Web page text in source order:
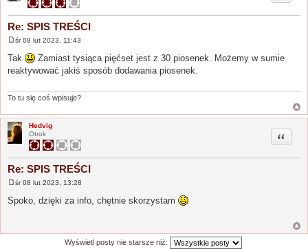
Re: SPIS TREŚCI
o
s
t
śr 08 lut 2023, 11:43
Tak
Zamiast tysiąca pięćset jest z 30 piosenek. Możemy w sumie
reaktywować jakiś sposób dodawania piosenek.
To tu się coś wpisuje?
Hedvig
Otrok
Re: SPIS TREŚCI
Cytuj
s
śr 08 lut 2023, 13:28
Spoko, dzięki za info, chętnie skorzystam
Wyświetl posty nie starsze niż: